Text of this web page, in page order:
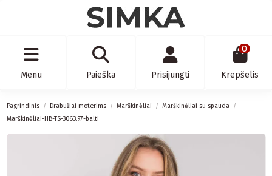
Menu Paieška Prisijungti
0
Krepšelis
Pagrindinis Drabužiai moterims Marškinėliai
Marškinėliai su spauda
Marškinėliai-HB-TS-3063.97-balti